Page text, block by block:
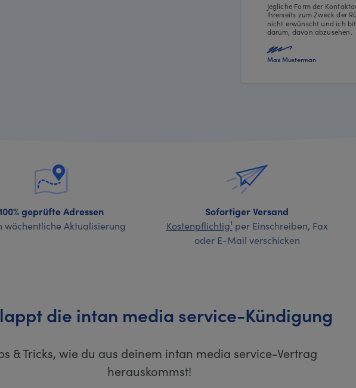
Jegliche Form der
Ihrerseits zum Zweck der
nicht erwünscht und ich
darum, davon abzusehen.
Max Musterman
geprüfte Adressen
wöchentliche Aktualisierung
Sofortiger Versand
Kostenpflichtig¹ per Einschreiben, Fax
oder E-Mail verschicken
die intan media service-Kündigung
& Tricks, wie du aus deinem intan media service-Vertrag
herauskommst!